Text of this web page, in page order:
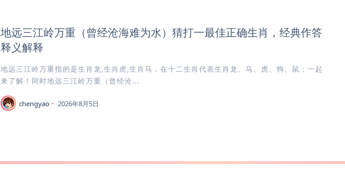
地远三江岭万重（曾经沧海难为水）猜打一最佳正确生肖，经典作答
释义解释
地远三江岭万重指的是生肖龙,生肖虎,生肖马，在十二生肖代表生肖龙、马、虎、狗、鼠；一起
来了解！同时地远三江岭万重（曾经沧...
chengyao 2026年8月5日